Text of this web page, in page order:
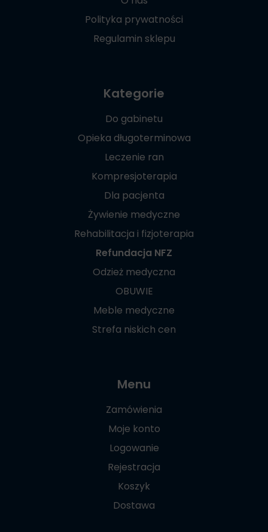
Polityka prywatności
Regulamin sklepu
Kategorie
Do gabinetu
Opieka długoterminowa
Leczenie ran
Kompresjoterapia
Dla pacjenta
Żywienie medyczne
Rehabilitacja i fizjoterapia
Refundacja NFZ
Odzież medyczna
OBUWIE
Meble medyczne
Strefa niskich cen
Menu
Zamówienia
Moje konto
Logowanie
Rejestracja
Koszyk
Dostawa